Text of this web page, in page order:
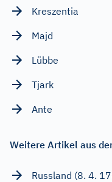
Kreszentia
Majd
Lübbe
Tjark
Ante
Weitere Artikel aus
Russland (8. 4.